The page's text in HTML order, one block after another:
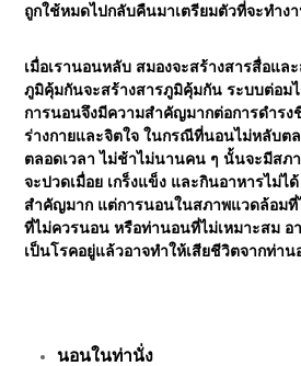
ถูกใช้หมดไปกลับคืนมาเตรียมตัวที่จะทำง
เมื่อเรานอนหลับ สมองจะสร้างสารสื่อแล
ภูมิคุ้มกันจะสร้างสารภูมิคุ้มกัน ระบบต่อม
การนอนจึงมีความสำคัญมากต่อการดำร
ร่างกายและจิตใจ ในกรณีที่นอนไม่หลับต
ตลอดเวลา ไม่ช้าไม่นานคน ๆ นั้นจะมีสภ
จะปวดเมื่อย เกร็งแข็ง และกินอาหารไม่ไ
สำคัญมาก แต่การนอนในสภาพแวดล้อม
ที่ไม่ควรนอน หรือท่านอนที่ไม่เหมาะสม อ
เป็นโรคอยู่แล้วอาจทำให้เสียชีวิตจากท่า
นอนในท่านั่ง